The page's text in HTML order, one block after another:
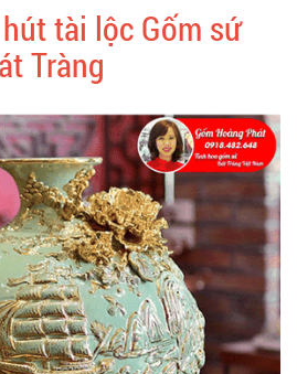
tài lộc Gốm sứ
Tràng